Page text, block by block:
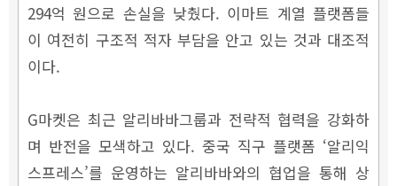
294억 원으로 손실을 낮췄다. 이마트 계열 플랫폼들
이 여전히 구조적 적자 부담을 안고 있는 것과 대조적
이다.
G마켓은 최근 알리바바그룹과 전략적 협력을 강화하
며 반전을 모색하고 있다. 중국 직구 플랫폼 ‘알리익
스프레스’를 운영하는 알리바바와의 협업을 통해 상